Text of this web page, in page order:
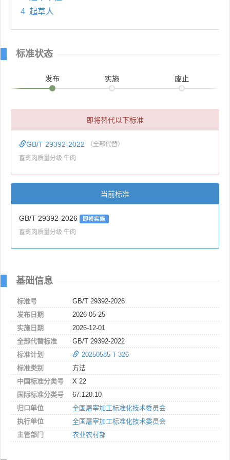
4 起草人
标准状态
发布 实施 废止
即将替代以下标准
GB/T 29392-2022 （全部代替）
畜禽肉质量分级 牛肉
当前标准
GB/T 29392-2026 即将实施
畜禽肉质量分级 牛肉
基础信息
标准号
GB/T 29392-2026
发布日期
2026-05-25
实施日期
2026-12-01
全部代替标准
GB/T 29392-2022
标准计划
20250585-T-326
标准类别
方法
中国标准分类号
X 22
国际标准分类号
67.120.10
归口单位
全国屠宰加工标准化技术委员会
执行单位
全国屠宰加工标准化技术委员会
主管部门
农业农村部